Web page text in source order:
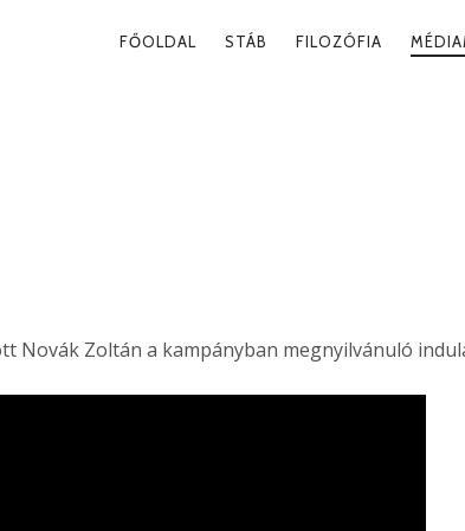
PRIMARY
FŐOLDAL STÁB FILOZÓFIA
Novák Zoltán a kampányban megnyilvánuló